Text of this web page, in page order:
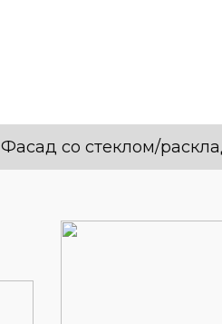
Фасад со стеклом/